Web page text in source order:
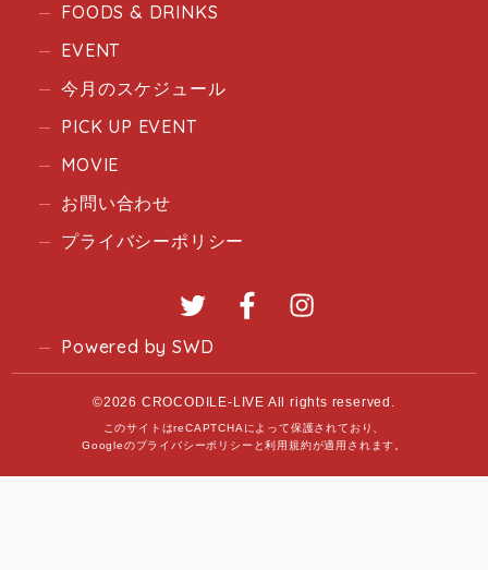
FOODS & DRINKS
EVENT
今月のスケジュール
PICK UP EVENT
MOVIE
お問い合わせ
プライバシーポリシー
Twitter Facebook
Powered by SWD
©2026 CROCODILE-LIVE All rights reserved.
このサイトはreCAPTCHAによって保護されており、
Googleのプライバシーポリシー と利用規約が適用されます。